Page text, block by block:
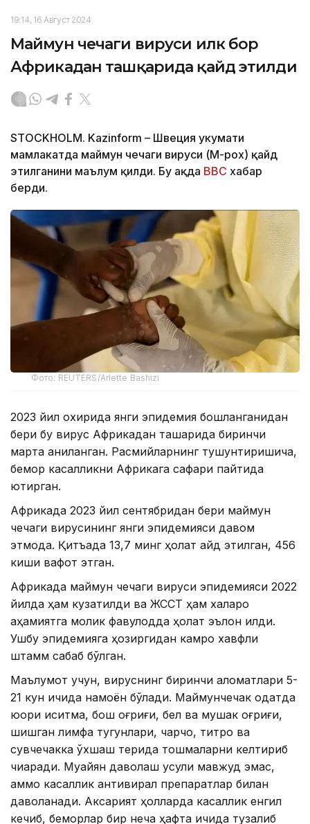
19:14, 16 Август 2024
Маймун чечаги вируси илк бор
Африкадан ташқарида қайд этилди
STOCKHOLM. Kazinform – Швеция ҳукумати
мамлакатда маймун чечаги вируси (M-pox) қайд
этилганини маълум қилди. Бу ҳақда BBC хабар
берди.
Фото: REUTERS/Arlette Bashizi
2023 йил охирида янги эпидемия бошланганидан
бери бу вирус Африкадан ташқарида биринчи
марта аниқланган. Расмийларнинг тушунтиришича,
бемор касалликни Африкага сафари пайтида
юқтирган.
Африкада 2023 йил сентябридан бери маймун
чечаги вирусининг янги эпидемияси давом
этмоқда. Қитъада 13,7 минг ҳолат қайд этилган, 456
киши вафот этган.
Африкада маймун чечаги вируси эпидемияси 2022
йилда ҳам кузатилди ва ЖССТ ҳам халқаро
аҳамиятга молик фавқулодда ҳолат эълон қилди.
Ушбу эпидемияга ҳозиргидан камроқ хавфли
штамм сабаб бўлган.
Маълумот учун, вируснинг биринчи аломатлари 5-
21 кун ичида намоён бўлади. Маймунчечак одатда
юқори иситма, бош оғриғи, бел ва мушак оғриғи,
шишган лимфа тугунлари, чарчоқ, титроқ ва
сувчечакка ўхшаш терида тошмаларни келтириб
чиқаради. Муайян даволаш усули мавжуд эмас,
аммо касаллик антивирал препаратлар билан
даволанади. Аксарият ҳолларда касаллик енгил
кечиб, беморлар бир неча ҳафта ичида тузалиб